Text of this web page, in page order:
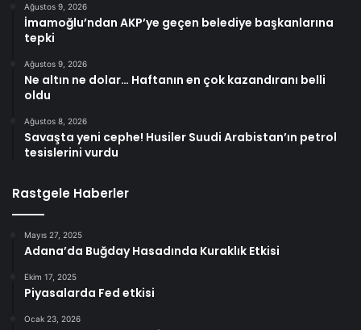
Ağustos 9, 2026
İmamoğlu’ndan AKP’ye geçen belediye başkanlarına
tepki
Ağustos 9, 2026
Ne altın ne dolar… Haftanın en çok kazandıranı belli
oldu
Ağustos 8, 2026
Savaşta yeni cephe! Husiler Suudi Arabistan’ın petrol
tesislerini vurdu
Rastgele Haberler
Mayıs 27, 2025
Adana’da Buğday Hasadında Kuraklık Etkisi
Ekim 17, 2025
Piyasalarda Fed etkisi
Ocak 23, 2026